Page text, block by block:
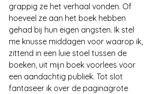
grappig ze het verhaal vonden. Of
hoeveel ze aan het boek hebben
gehad bij hun eigen angsten. Ik stel
me knusse middagen voor waarop ik,
zittend in een luie stoel tussen de
boeken, uit mijn boek voorlees voor
een aandachtig publiek. Tot slot
fantaseer ik over de paginagrote